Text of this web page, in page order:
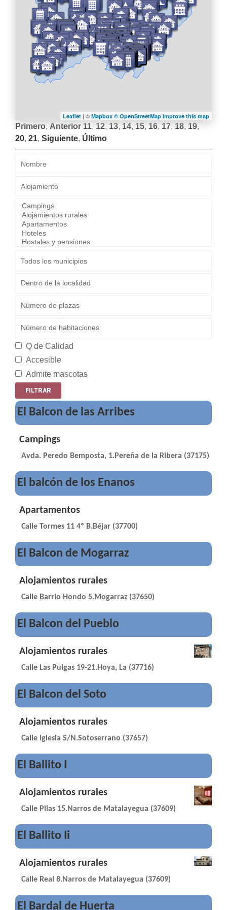
Leaflet | © Mapbox © OpenStreetMap Improve this map
Primero, Anterior 11, 12, 13, 14, 15, 16, 17, 18, 19,
20, 21, Siguiente, Último
Q de Calidad
Accesible
Admite mascotas
El Balcon de las Arribes
Campings
Avda. Peredo Bemposta, 1.Pereña de la Ribera (37175)
El balcón de los Enanos
Apartamentos
Calle Tormes 11 4º B.Béjar (37700)
El Balcon de Mogarraz
Alojamientos rurales
Calle Barrio Hondo 5.Mogarraz (37650)
El Balcon del Pueblo
Alojamientos rurales
Calle Las Pulgas 19-21.Hoya, La (37716)
El Balcon del Soto
Alojamientos rurales
Calle Iglesia S/N.Sotoserrano (37657)
El Ballito I
Alojamientos rurales
Calle Pilas 15.Narros de Matalayegua (37609)
El Ballito Ii
Alojamientos rurales
Calle Real 8.Narros de Matalayegua (37609)
El Bardal de Huerta